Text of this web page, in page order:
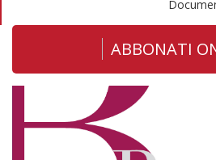
ABBONATI